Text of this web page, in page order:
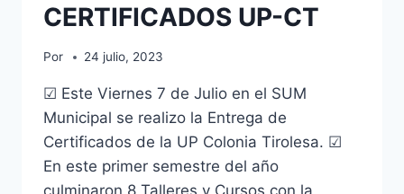
CERTIFICADOS UP-CT
Por 24 julio, 2023
☑ Este Viernes 7 de Julio en el SUM
Municipal se realizo la Entrega de
Certificados de la UP Colonia Tirolesa. ☑
En este primer semestre del año